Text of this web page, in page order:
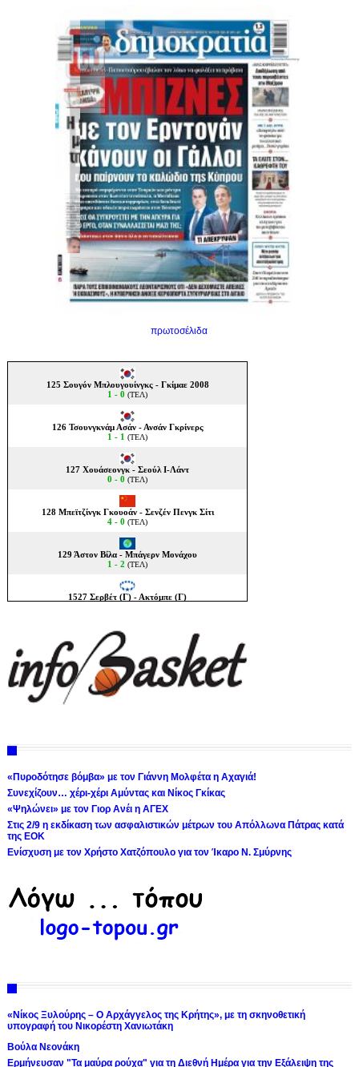
πρωτοσέλιδα
«Πυροδότησε βόμβα» με τον Γιάννη Μολφέτα η Αχαγιά!
Συνεχίζουν… χέρι-χέρι Αμύντας και Νίκος Γκίκας
«Ψηλώνει» με τον Γιορ Ανέι η ΑΓΕΧ
Στις 2/9 η εκδίκαση των ασφαλιστικών μέτρων του Απόλλωνα Πάτρας κατά
της ΕΟΚ
Ενίσχυση με τον Χρήστο Χατζόπουλο για τον Ίκαρο Ν. Σμύρνης
«Νίκος Ξυλούρης – Ο Αρχάγγελος της Κρήτης», με τη σκηνοθετική
υπογραφή του Νικορέστη Χανιωτάκη
Βούλα Νεονάκη
Ερμήνευσαν "Τα μαύρα ρούχα" για τη Διεθνή Ημέρα για την Εξάλειψη της